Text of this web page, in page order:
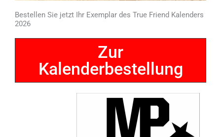
Bestellen Sie jetzt Ihr Exemplar des True Friend Kalenders
2026
Zur
Kalenderbestellung